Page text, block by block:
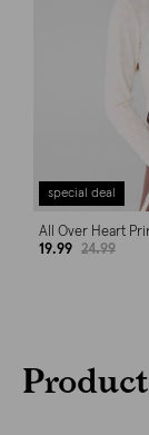
special deal
All Over Heart
19.99
24.99